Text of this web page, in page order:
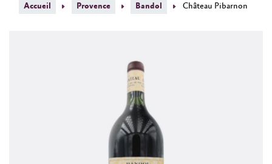
Accueil Provence Bandol Château Pibarnon